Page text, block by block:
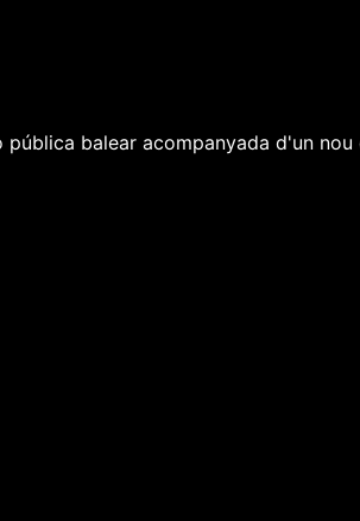
balear acompanyada d'un